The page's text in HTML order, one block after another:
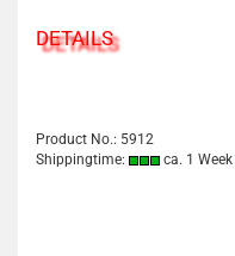
DETAILS
Product No.: 5912
Shippingtime:
ca. 1 Week